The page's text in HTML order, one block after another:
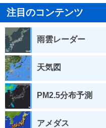
注目のコンテンツ
雨雲レーダー
天気図
PM2.5分布予測
アメダス